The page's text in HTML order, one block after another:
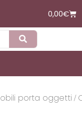
0,00€
porta oggetti /